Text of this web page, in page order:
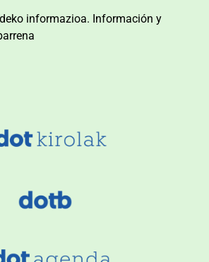
informazioa. Información y